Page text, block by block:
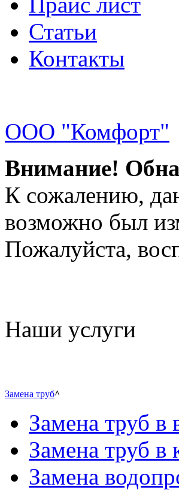
Статьи
Контакты
ООО "Комфорт"
Внимание!
К сожалению,
возможно был
Пожалуйста,
Наши услуги
Замена труб^
Замена труб в
Замена труб в
Замена